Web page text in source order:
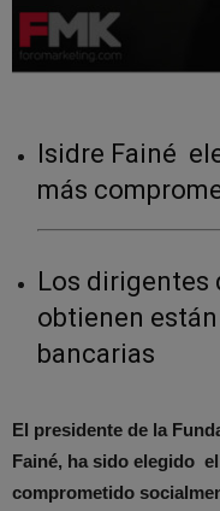
Isidre Fainé
más
Los dirigentes
obtienen
bancarias
El presidente de la
Fainé, ha sido elegido el
comprometido